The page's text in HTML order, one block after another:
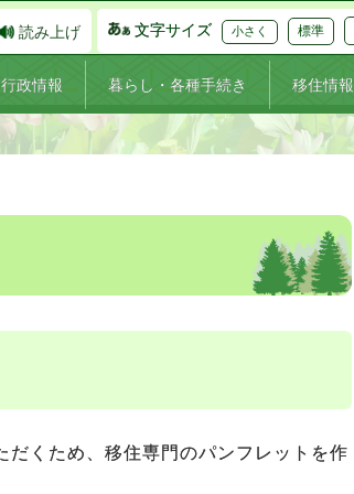
読み上げ 文字サイズ 小さく 標準
行政情報 暮らし・各種手続き 移住情報
くため、移住専門のパンフレットを作